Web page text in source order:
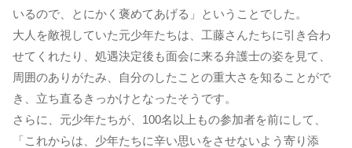
いるので、とにかく褒めてあげる」ということでした。
大人を敵視していた元少年たちは、工藤さんたちに引き合わ
せてくれたり、処遇決定後も面会に来る弁護士の姿を見て、
周囲のありがたみ、自分のしたことの重大さを知ることがで
き、立ち直るきっかけとなったそうです。
さらに、元少年たちが、100名以上もの参加者を前にして、
「これからは、少年たちに辛い思いをさせないよう寄り添